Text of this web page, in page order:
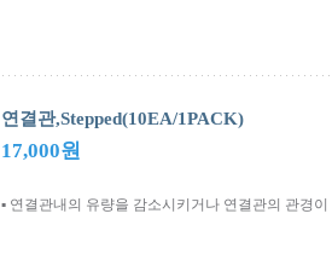
연결관,Stepped(10EA/1PACK)
17,000원
▪ 연결관내의 유량을 감소시키거나 연결관의 관경